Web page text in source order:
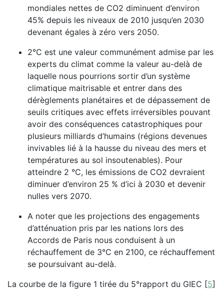
mondiales nettes de CO2 diminuent d’environ
45% depuis les niveaux de 2010 jusqu’en 2030
devenant égales à zéro vers 2050.
2°C est une valeur communément admise par les
experts du climat comme la valeur au-delà de
laquelle nous pourrions sortir d’un système
climatique maitrisable et entrer dans des
dérèglements planétaires et de dépassement de
seuils critiques avec effets irréversibles pouvant
avoir des conséquences catastrophiques pour
plusieurs milliards d’humains (régions devenues
invivables lié à la hausse du niveau des mers et
températures au sol insoutenables). Pour
atteindre 2 °C, les émissions de CO2 devraient
diminuer d’environ 25 % d’ici à 2030 et devenir
nulles vers 2070.
A noter que les projections des engagements
d’atténuation pris par les nations lors des
Accords de Paris nous conduisent à un
réchauffement de 3°C en 2100, ce réchauffement
se poursuivant au-delà.
La courbe de la figure 1 tirée du 5°rapport du GIEC [5]